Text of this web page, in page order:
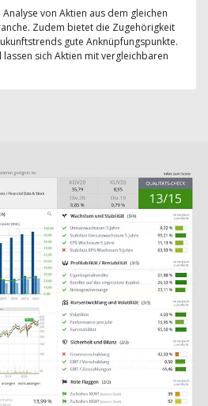
Analyse von Aktien aus dem gleichen
Zudem bietet die Zugehörigkeit
gute Anknüpfungspunkte.
sich Aktien mit vergleichbaren